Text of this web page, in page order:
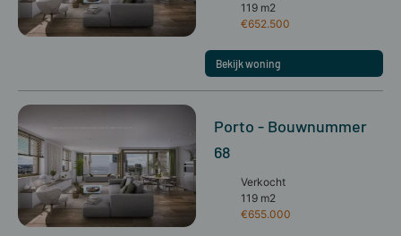
119 m2
€652.500
Bekijk woning
Porto - Bouwnummer
68
Verkocht
119 m2
€655.000